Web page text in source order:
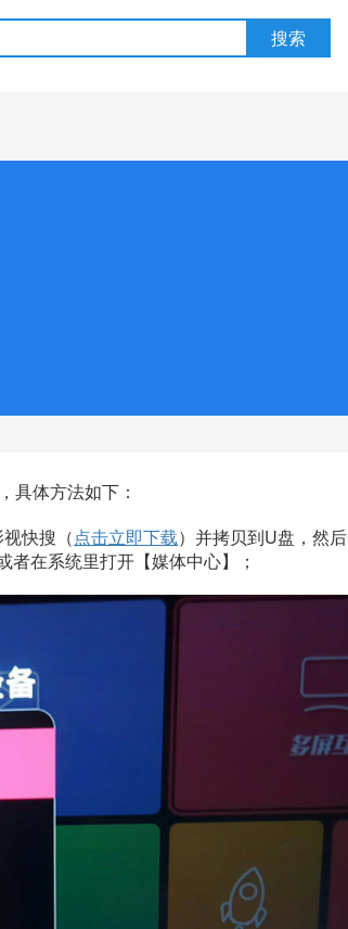
具体方法如下：
快搜（点击立即下载）并拷贝到U盘，然后
在系统里打开【媒体中心】；